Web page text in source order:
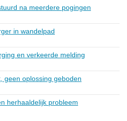
na meerdere pogingen
in wandelpad
en verkeerde melding
geen oplossing geboden
herhaaldelijk probleem